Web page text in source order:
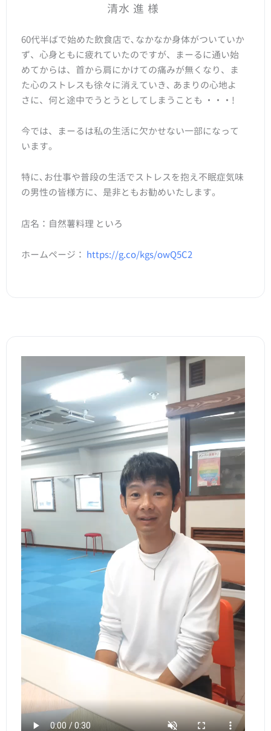
清水 進 様
60代半ばで始めた飲食店で､なかなか身体がついていか
ず、心身ともに疲れていたのですが、まーるに通い始
めてからは、首から肩にかけての痛みが無くなり、ま
た心のストレスも徐々に消えていき､ あまりの心地よ
さに、何と途中でうとうとしてしまうことも ・・・!
今では、まーるは私の生活に欠かせない一部になって
います。
特に､お仕事や普段の生活でストレスを抱え不眠症気味
の男性の皆様方に、是非ともお勧めいたします。
店名：自然薯料理 といろ
ホームページ： https://g.co/kgs/owQ5C2